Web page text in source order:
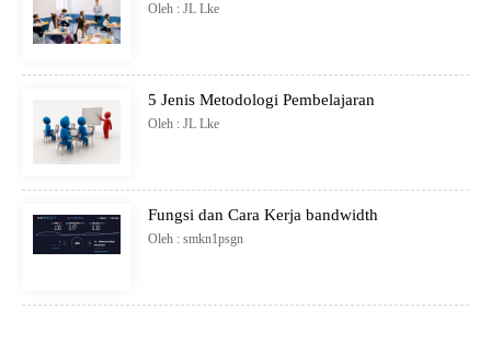
Oleh : JL Lke
5 Jenis Metodologi Pembelajaran
Oleh : JL Lke
Fungsi dan Cara Kerja bandwidth
Oleh : smkn1psgn